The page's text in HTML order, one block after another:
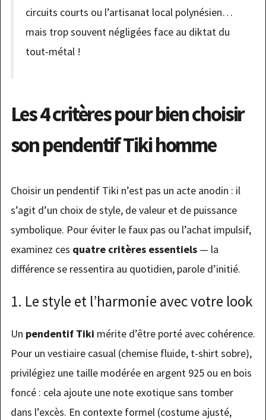
circuits courts ou l’artisanat local polynésien…
mais trop souvent négligées face au diktat du
tout-métal !
Les 4 critères pour bien choisir
son pendentif Tiki homme
Choisir un pendentif Tiki n’est pas un acte anodin : il
s’agit d’un choix de style, de valeur et de puissance
symbolique. Pour éviter le faux pas ou l’achat impulsif,
examinez ces quatre critères essentiels— la
différence se ressentira au quotidien, parole d’initié.
1. Le style et l’harmonie avec votre look
Un pendentif Tiki mérite d’être porté avec cohérence.
Pour un vestiaire casual (chemise fluide, t-shirt sobre),
privilégiez une taille modérée en argent 925 ou en bois
foncé : cela ajoute une note exotique sans tomber
dans l’excès. En contexte formel (costume ajusté,